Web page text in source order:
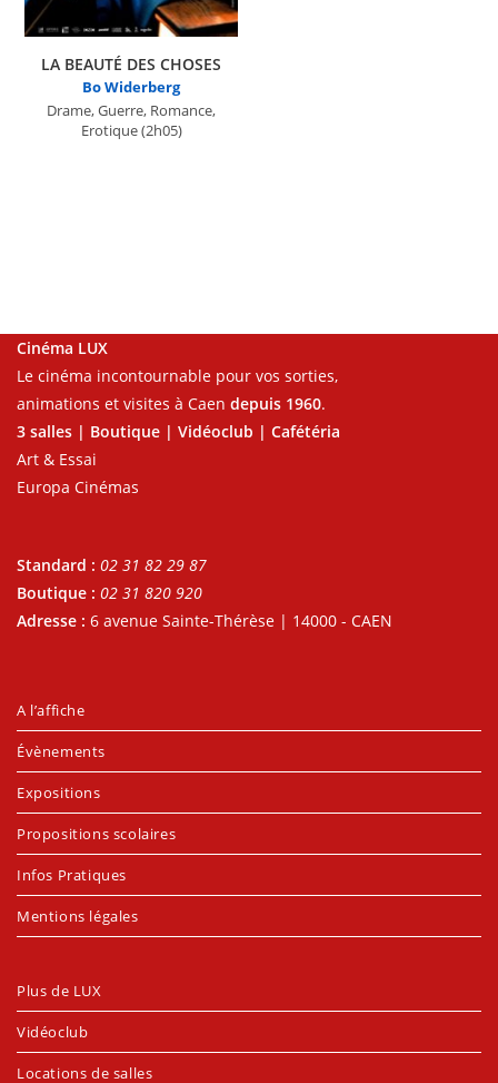
LA BEAUTÉ DES CHOSES
Bo Widerberg
Drame, Guerre, Romance,
Erotique(2h05)
Cinéma LUX
Le cinéma incontournable pour vos sorties,
animations et visites à Caen depuis 1960.
3 salles | Boutique | Vidéoclub | Cafétéria
Art & Essai
Europa Cinémas
Standard : 02 31 82 29 87
Boutique : 02 31 820 920
Adresse : 6 avenue Sainte-Thérèse | 14000 - CAEN
A l’affiche
Évènements
Expositions
Propositions scolaires
Infos Pratiques
Mentions légales
Plus de LUX
Vidéoclub
Locations de salles